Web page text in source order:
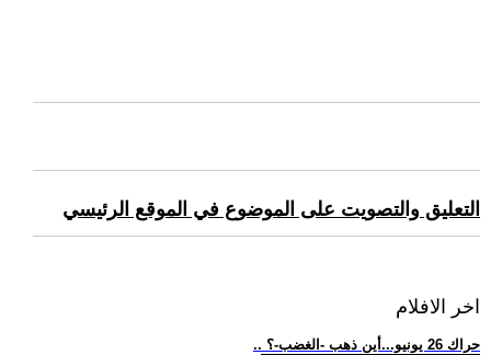
التعليق والتصويت على الموضوع في الموقع الرئيسي
اخر الافلام
.. حراك 26 يونيو...أين ذهب -الغضب-؟